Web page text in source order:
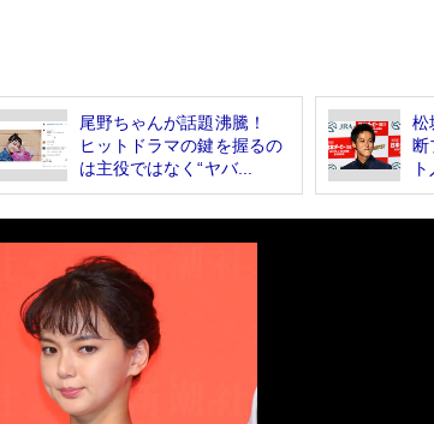
尾野ちゃんが話題沸騰！
ヒットドラマの鍵を握るの
は主役ではなく“ヤバ...
松
断